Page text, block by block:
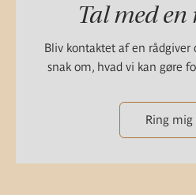
Tal med
Bliv kontaktet af en
snak om, hvad vi kan gøre
Ring mig